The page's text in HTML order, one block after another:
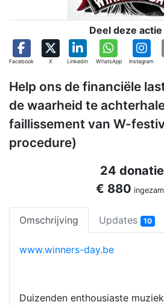
Deel deze actie
Facebook X Linkedin WhatsApp Instagram
Help ons de financiële
de waarheid te
faillissement van W-
procedure)
24
€ 880
Omschrijving Updates 10
www.winners-day.be
Duizenden enthousiaste